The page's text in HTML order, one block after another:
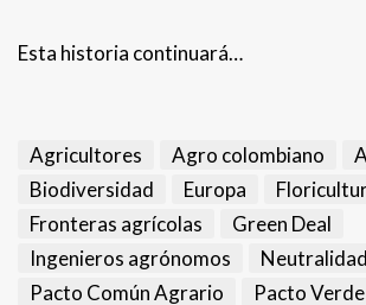
Esta historia continuará…
Agricultores Agro colombiano
Biodiversidad
Europa
Fronteras agrícolas
Green Deal
Ingenieros agrónomos
Pacto Común Agrario
Pacto